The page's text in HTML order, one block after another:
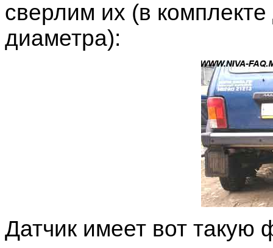
сверлим их (в
диаметра):
Датчик имеет вот такую